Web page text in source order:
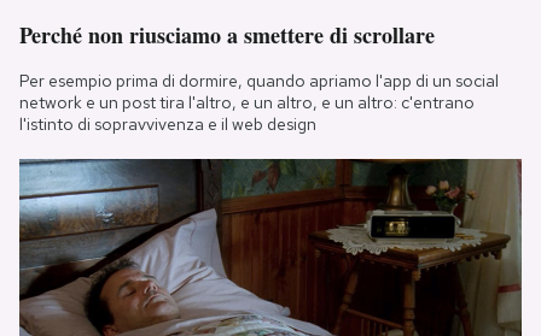
Perché non riusciamo a smettere di scrollare
Per esempio prima di dormire, quando apriamo l'app di un social
network e un post tira l'altro, e un altro, e un altro: c'entrano
l'istinto di sopravvivenza e il web design